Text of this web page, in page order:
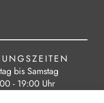
bis Samstag
- 19:00 Uhr